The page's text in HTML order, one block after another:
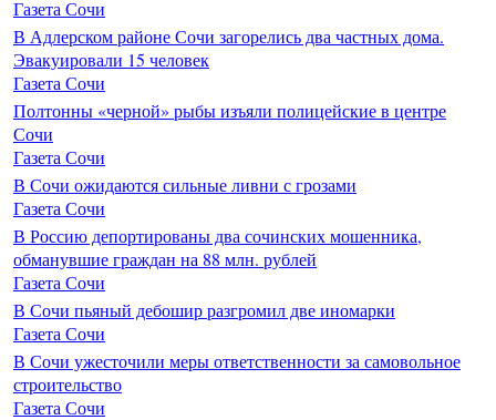
Газета Сочи
В Адлерском районе Сочи загорелись два частных дома.
Эвакуировали 15 человек
Газета Сочи
Полтонны «черной» рыбы изъяли полицейские в центре
Сочи
Газета Сочи
В Сочи ожидаются сильные ливни с грозами
Газета Сочи
В Россию депортированы два сочинских мошенника,
обманувшие граждан на 88 млн. рублей
Газета Сочи
В Сочи пьяный дебошир разгромил две иномарки
Газета Сочи
В Сочи ужесточили меры ответственности за самовольное
строительство
Газета Сочи